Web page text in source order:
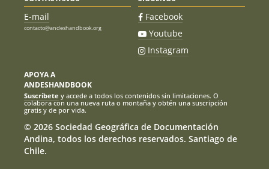
E-mail
contacto@andeshandbook.org
Facebook
Youtube
Instagram
APOYA A
ANDESHANDBOOK
Suscríbete y accede a todos los contenidos sin limitaciones. O
colabora con una nueva ruta o montaña y obtén una suscripción
gratis y de por vida.
© 2026 Sociedad Geográfica de Documentación
Andina, todos los derechos reservados. Santiago de
Chile.